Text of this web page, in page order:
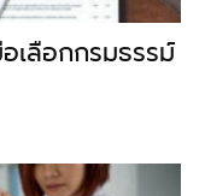
เลือกกรมธรรม์